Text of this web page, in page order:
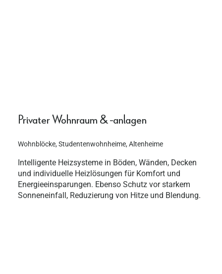
Privater Wohnraum & -anlagen
Wohnblöcke, Studentenwohnheime, Altenheime
Intelligente Heizsysteme in Böden, Wänden, Decken
und individuelle Heizlösungen für Komfort und
Energieeinsparungen. Ebenso Schutz vor starkem
Sonneneinfall, Reduzierung von Hitze und Blendung.